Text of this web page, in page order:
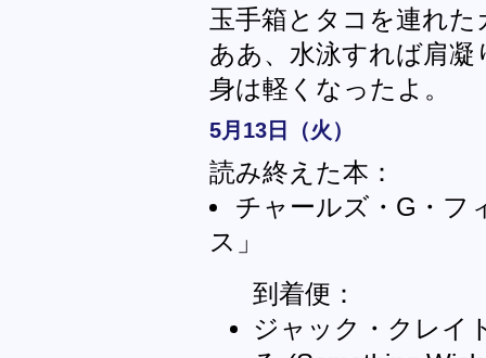
玉手箱とタコを連れ
ああ、水泳すれば肩
身は軽くなったよ。
5月13日（火）
読み終えた本：
チャールズ・G・フ
ス」
到着便：
ジャック・クレイ